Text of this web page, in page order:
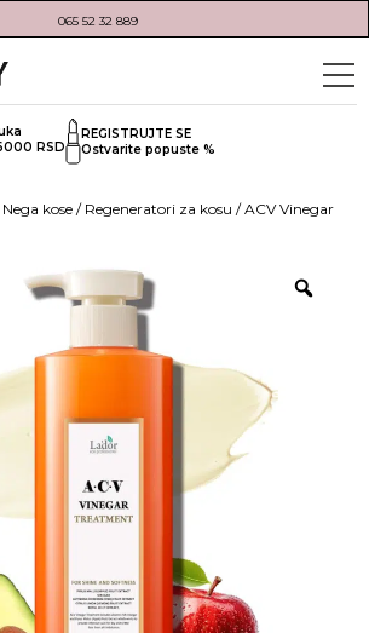
065 52 32 889
RSD
REGISTRUJTE SE
Ostvarite popuste %
Nega kose / Regeneratori za kosu / ACV Vinegar